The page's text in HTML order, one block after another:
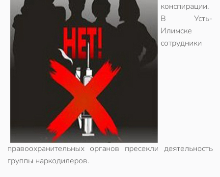
конспирации.
В Усть-
Илимске
сотрудники
правоохранительных органов пресекли деятельность
группы наркодилеров.